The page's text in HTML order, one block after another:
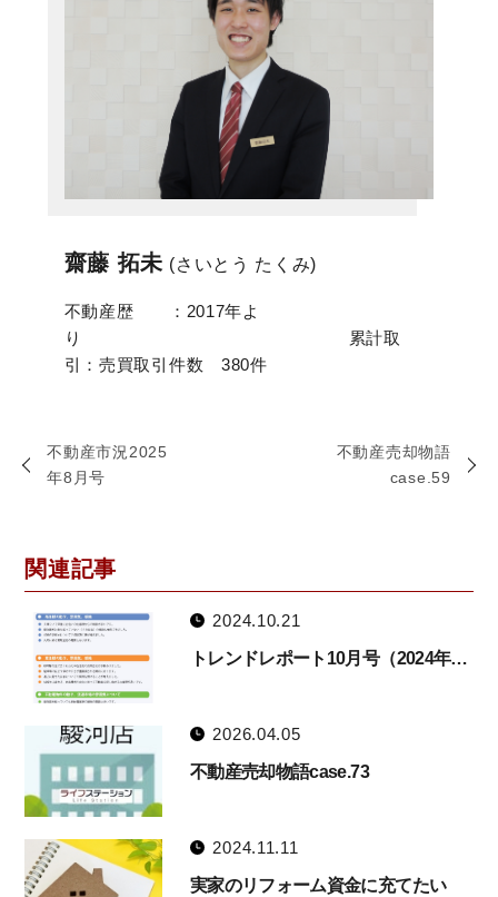
齋藤 拓未 (さいとう たくみ)
不動産歴 ：2017年よ
り 累計取
引：売買取引件数 380件
不動産市況2025
年8月号
不動産売却物語
case.59
関連記事
2024.10.21
トレンドレポート10月号（2024年…
2026.04.05
不動産売却物語case.73
2024.11.11
実家のリフォーム資金に充てたい